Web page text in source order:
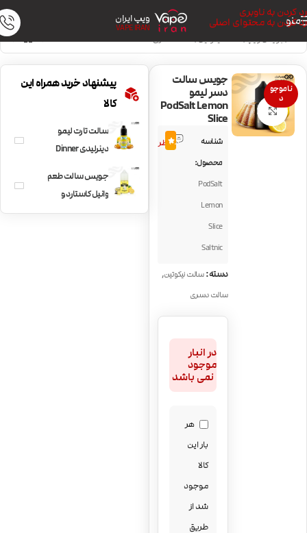
رد کردن به ناوبری
رد کردن به محتوای اصلی
منو ویپ ایران
VAPE IRAN
خانه/جویس ویپ/سالت نیکوتین/سالت دسری
ناموجو
د
بزرگنمایی تصویر
جویس سالت
دسر لیمو
PodSalt Lemon
Slice
شناسه
محصول:
PodSalt
Lemon
Slice
Saltnic
5
نظر4.6
دسته:سالت نیکوتین,
سالت دسری
در انبار
موجود
نمی باشد
هر
بار این
کالا
موجود
شد از
طریق
پیشنهاد خرید همراه این
کالا
سالت تارت لیمو
دینرلیدی Dinner
SaltNic
جویس سالت طعم
وانیل کاستارد و
لیمو Vapetasia